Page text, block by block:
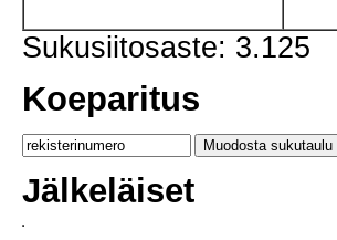
Sukusiitosaste:
Koeparitus
Jälkeläiset